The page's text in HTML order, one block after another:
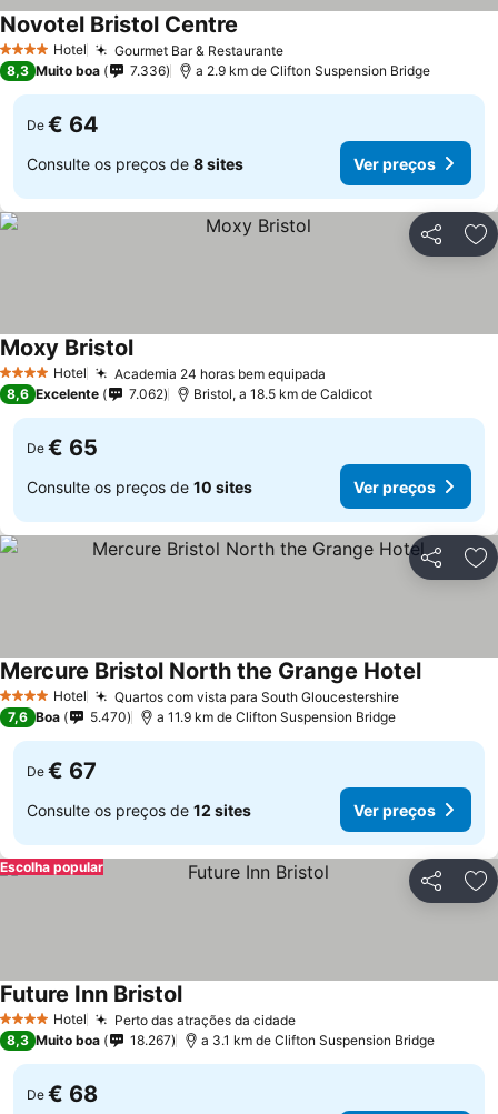
4 EstrelasHotel Gourmet Bar & Restaurante
Novotel Bristol Centre
8,3 Muito boa 7.336 a 2.9 km de Clifton Suspension Bridge
De € 64
Consulte os preços de 8 sites Ver preços
Partilhar
4 EstrelasHotel Academia 24 horas bem equipada
Moxy Bristol
8,6 Excelente 7.062 Bristol, a 18.5 km de Caldicot
De € 65
Consulte os preços de 10 sites Ver preços
Partilhar
4 EstrelasHotel Quartos com vista para South Gloucestershire
Mercure Bristol North the Grange Hotel
7,6 Boa 5.470 a 11.9 km de Clifton Suspension Bridge
De € 67
Consulte os preços de 12 sites Ver preços
Partilhar
Escolha popular
4 EstrelasHotel Perto das atrações da cidade
Future Inn Bristol
8,3 Muito boa 18.267 a 3.1 km de Clifton Suspension Bridge
De € 68